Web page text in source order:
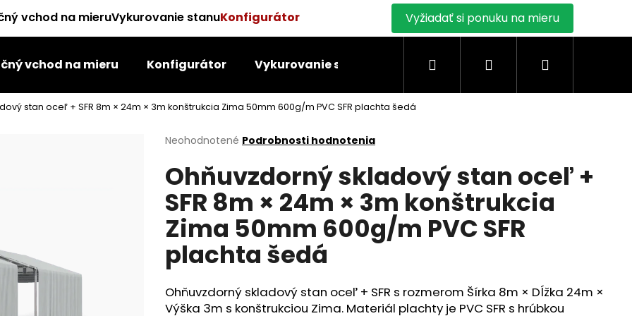
vchod na mieruVykurovanie stanuKonfigurátor Vyžiadať si ponuku na mieru
vchod na mieru Konfigurátor Vykurovanie stanu Montáž skladových stanov
Hľadať PrihlásenieNákupný
stan oceľ + SFR 8m × 24m × 3m konštrukcia Zima 50mm 600g/m PVC SFR plachta šedá
Priemerné
produktu
je
0,0
z
5
hviezdičiek.
Neohodnotené Podrobnosti hodnotenia
Ohňuvzdorný skladový stan oceľ +
SFR 8m × 24m × 3m konštrukcia
Zima 50mm 600g/m PVC SFR
plachta šedá
Ohňuvzdorný skladový stan oceľ + SFR s rozmerom Šírka 8m × Dĺžka 24m ×
Výška 3m s konštrukciou Zima. Materiál plachty je PVC SFR s hrúbkou
Čo potrebujete nájsť?